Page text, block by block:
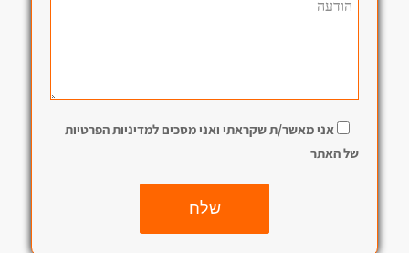
אני מאשר/ת שקראתי ואני מסכים למדיניות הפרטיות
של האתר
שלח